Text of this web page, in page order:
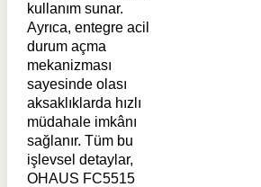
kullanım sunar.
Ayrıca, entegre acil
durum açma
mekanizması
sayesinde olası
aksaklıklarda hızlı
müdahale imkânı
sağlanır. Tüm bu
işlevsel detaylar,
OHAUS FC5515